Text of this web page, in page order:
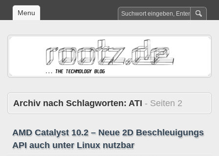
Menu
Archiv nach Schlagworten: ATI - Seiten 2
AMD Catalyst 10.2 – Neue 2D Beschleuigungs
API auch unter Linux nutzbar